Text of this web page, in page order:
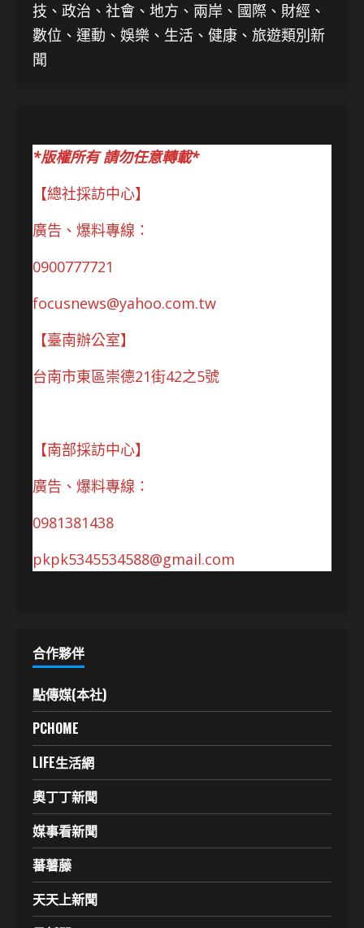
技、 政治、社會、地方、兩岸、國際、財經、
數位、運動、娛樂、生活、健康、旅遊類別新
聞
*版權所有 請勿任意轉載*
【總社採訪中心】
廣告、爆料專線：
0900777721
focusnews@yahoo.com.tw
【臺南辦公室】
台南市東區崇德21街42之5號
【南部採訪中心】
廣告、爆料專線：
0981381438
pkpk5345534588@gmail.com
合作夥伴
點傳媒(本社)
PCHOME
LIFE生活網
奧丁丁新聞
媒事看新聞
蕃薯藤
天天上新聞